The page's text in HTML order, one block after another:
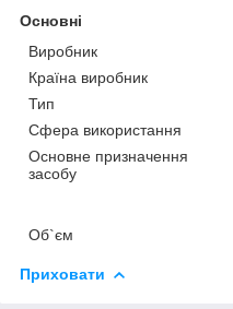
Основні
Виробник
Країна виробник
Тип
Сфера використання
Основне призначення
засобу
Об`єм
Приховати